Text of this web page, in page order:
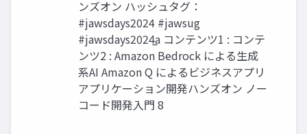
ンズオン ハッシュタグ：
#jawsdays2024 #jawsug
#jawsdays2024̲a コンテンツ1 : コンテ
ンツ2 : Amazon Bedrock による生成
系AI Amazon Q によるビジネスアプリ
アプリケーション開発ハンズオン ノー
コード開発入門 8